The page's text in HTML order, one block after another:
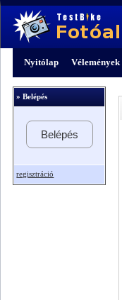
Nyitólap Vélemények
» Belépés
Belépés
regisztráció